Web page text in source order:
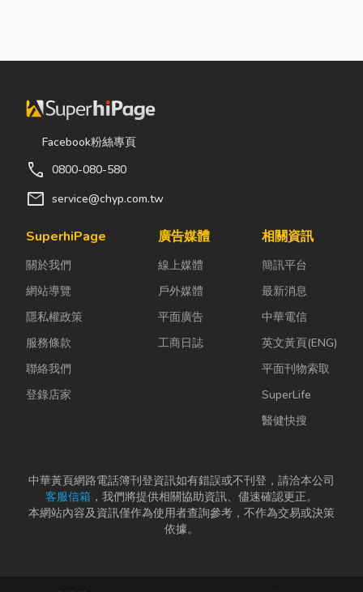
Facebook粉絲專頁
call 0800-080-580
mail service@chyp.com.tw
SuperhiPage
關於我們
網站導覽
隱私權政策
服務條款
聯絡我們
登錄店家
廣告媒體
線上媒體
戶外媒體
平面廣告
工商日誌
相關資訊
簡訊平台
最新消息
中華電信
英文黃頁(ENG)
平面刊物索取
SuperLife
醫健快搜
中華黃頁網路電話簿刊登資訊如有錯誤或不刊登，請洽本公司
客服信箱 ，我們將提供相關協助資訊、儘速確認更正。
本網站內容及資訊僅作為使用者查詢參考，不作為交易或決策
依據。